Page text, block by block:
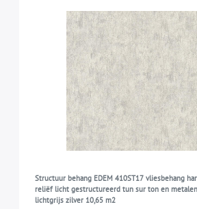
Structuur behang EDEM 410ST17 vliesbehang
reliëf licht gestructureerd tun sur ton en
lichtgrijs zilver 10,65 m2